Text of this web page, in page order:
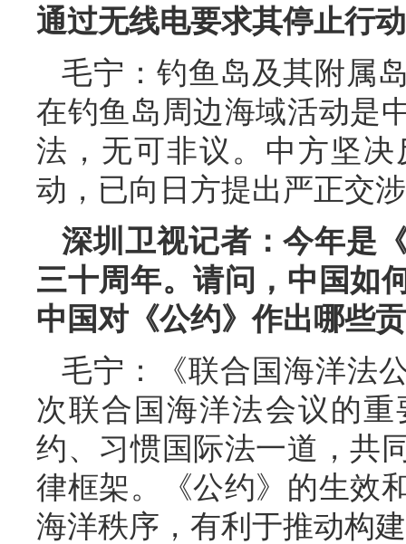
通过无线电要求其停止行
毛宁：钓鱼岛及其附属
在钓鱼岛周边海域活动是
法，无可非议。中方坚
动，已向日方提出严正交
深圳卫视记者：今年是
三十周年。请问，中国如
中国对《公约》作出哪些
毛宁：《联合国海洋法
次联合国海洋法会议的
约、习惯国际法一道，共
律框架。《公约》的生效
海洋秩序，有利于推动构